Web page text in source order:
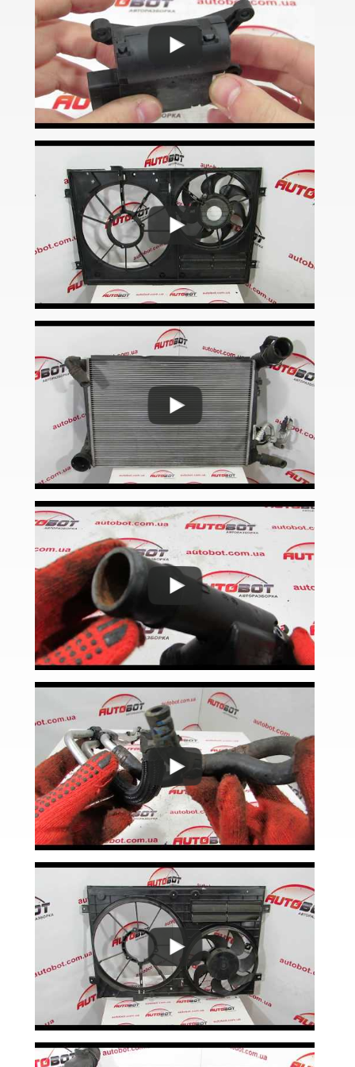
Caddy IV
Eos (1F7, 1F8)
FOX (5Z1)
Golf V (1K1)
Golf V Variant (1K5)
Golf V Plus (5М1)
Golf VI (5K1)
Golf VI Cabrio (517)
Golf VI Variant (AJ5)
Golf VI Plus (521)
Golf VII Variant (BA5)
Golf VII Sportsvan
Golf VIII
Cross Golf
ID.3
ID.4
ID.5
ID.6
Jetta Mk V A5 (1K2, 1K5)
Jetta Mk VI A6 (5C6)
Jetta Mk VII A7
Lupo (6X1, 6E1)
Multivan T5 (7HM, 7HF)
Passat B6 (3С2, 3С5)
Passat B7 (362, 365)
Passat B8 (3G2, 3G5)
Passat CC (357)
Passat CC (358)
Passat Alltrack Mk I (B7)
Passat Alltrack Mk II (B8)
Phaeton (3D1)
Phaeton (3D2)